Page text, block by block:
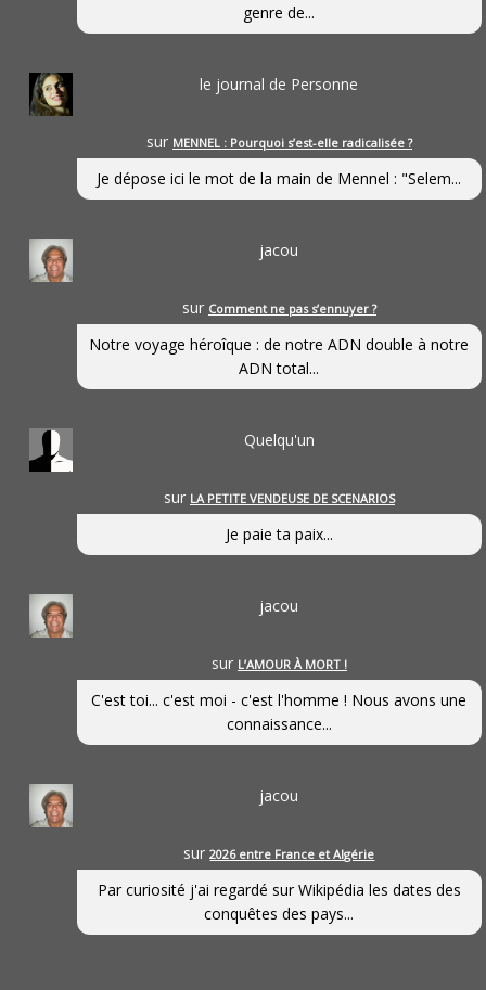
genre de...
le journal de Personne
sur MENNEL : Pourquoi s’est-elle radicalisée ?
Je dépose ici le mot de la main de Mennel : "Selem...
jacou
sur Comment ne pas s’ennuyer ?
Notre voyage héroîque : de notre ADN double à notre
ADN total...
Quelqu'un
sur LA PETITE VENDEUSE DE SCENARIOS
Je paie ta paix...
jacou
sur L’AMOUR À MORT !
C'est toi... c'est moi - c'est l'homme ! Nous avons une
connaissance...
jacou
sur2026 entre France et Algérie
Par curiosité j'ai regardé sur Wikipédia les dates des
conquêtes des pays...